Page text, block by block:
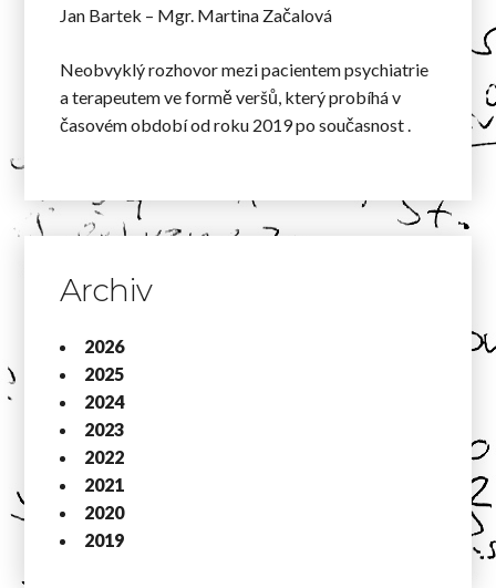
Jan Bartek – Mgr. Martina Začalová
Neobvyklý rozhovor mezi pacientem psychiatrie
a terapeutem ve formě veršů, který probíhá v
časovém období od roku 2019 po současnost .
Archiv
2026
2025
2024
2023
2022
2021
2020
2019